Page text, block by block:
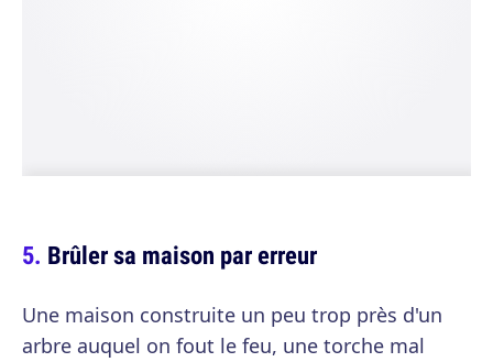
Brûler sa maison par erreur
Une maison construite un peu trop près d'un
arbre auquel on fout le feu, une torche mal